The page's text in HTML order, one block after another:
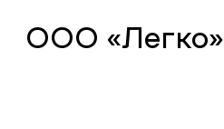
ООО «Легко»